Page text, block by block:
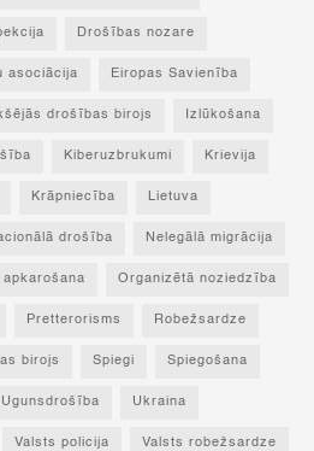
Drošības nozare
asociācija Eiropas Savienība
drošības birojs Izlūkošana
Kiberuzbrukumi Krievija
Krāpniecība Lietuva
drošība Nelegālā migrācija
apkarošana Organizētā noziedzība
Pretterorisms Robežsardze
birojs Spiegi Spiegošana
Ugunsdrošība Ukraina
Valsts policija Valsts robežsardze